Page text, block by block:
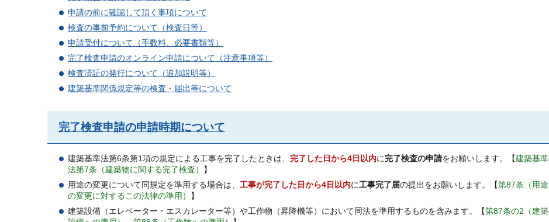
申請の前に確認して頂く事項について
検査の事前予約について（検査日等）
申請受付について（手数料、必要書類等）
完了検査申請のオンライン申請について（注意事項等）
検査済証の発行について（追加説明等）
建築基準関係規定等の検査・届出等について
完了検査申請の申請時期について
建築基準法第6条第1項の規定による工事を完了したときは、 完了した日から4日以内に完了検査の申請をお願いします。【建築基準
法第7条（建築物に関する完了検査）
】
用途の変更について同規定を準用する場合は、 工事が完了した日から4日以内に工事完了届の提出をお願いします。【第87条（用途
の変更に対するこの法律の準用）
】
建築設備（エレベーター・エスカレーター等）や工作物（昇降機等）において同法を準用するものを含みます。【第87条の2（建築